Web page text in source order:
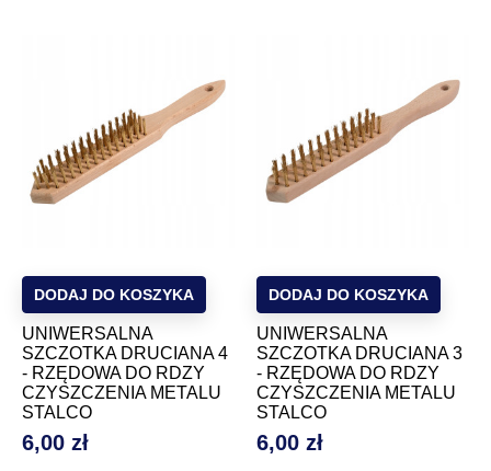
UNIWERSALNA
SZCZOTKA DRUCIANA 4
- RZĘDOWA DO RDZY
CZYSZCZENIA METALU
STALCO
Cena
6,00 zł
DODAJ DO KOSZYKA
UNIWERSALNA
SZCZOTKA DRUCIANA 3
- RZĘDOWA DO RDZY
CZYSZCZENIA METALU
STALCO
Cena
6,00 zł
DODAJ DO KOSZYKA